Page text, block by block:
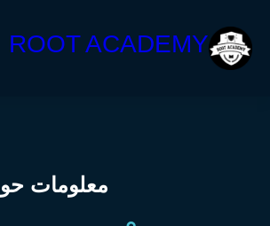
ROOT ACADEMY
معلومات